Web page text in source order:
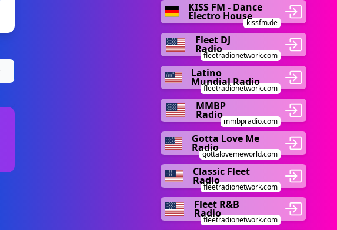
KISS FM - Dance
Electro House
kissfm.de
Fleet DJ
Radio
fleetradionetwork.com
Latino
Mundial Radio
fleetradionetwork.com
MMBP
Radio
mmbpradio.com
Gotta Love Me
Radio
gottalovemeworld.com
Classic Fleet
Radio
fleetradionetwork.com
Fleet R&B
Radio
fleetradionetwork.com